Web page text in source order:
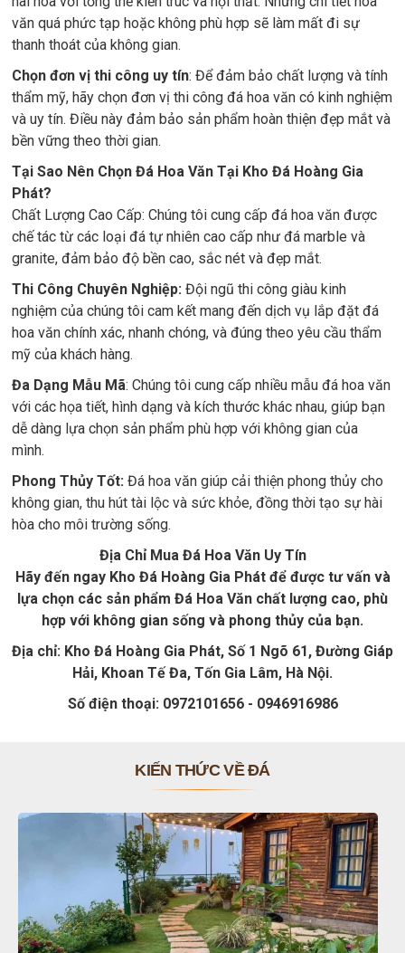
văn quá phức tạp hoặc không phù hợp sẽ làm mất đi sự
thanh thoát của không gian.
Chọn đơn vị thi công uy tín: Để đảm bảo chất lượng và tính
thẩm mỹ, hãy chọn đơn vị thi công đá hoa văn có kinh nghiệm
và uy tín. Điều này đảm bảo sản phẩm hoàn thiện đẹp mắt và
bền vững theo thời gian.
Tại Sao Nên Chọn Đá Hoa Văn Tại Kho Đá Hoàng Gia
Phát?
Chất Lượng Cao Cấp: Chúng tôi cung cấp đá hoa văn được
chế tác từ các loại đá tự nhiên cao cấp như đá marble và
granite, đảm bảo độ bền cao, sắc nét và đẹp mắt.
Thi Công Chuyên Nghiệp: Đội ngũ thi công giàu kinh
nghiệm của chúng tôi cam kết mang đến dịch vụ lắp đặt đá
hoa văn chính xác, nhanh chóng, và đúng theo yêu cầu thẩm
mỹ của khách hàng.
Đa Dạng Mẫu Mã: Chúng tôi cung cấp nhiều mẫu đá hoa văn
với các họa tiết, hình dạng và kích thước khác nhau, giúp bạn
dễ dàng lựa chọn sản phẩm phù hợp với không gian của
mình.
Phong Thủy Tốt: Đá hoa văn giúp cải thiện phong thủy cho
không gian, thu hút tài lộc và sức khỏe, đồng thời tạo sự hài
hòa cho môi trường sống.
Địa Chỉ Mua Đá Hoa Văn Uy Tín
Hãy đến ngay Kho Đá Hoàng Gia Phát để được tư vấn và
lựa chọn các sản phẩm Đá Hoa Văn chất lượng cao, phù
hợp với không gian sống và phong thủy của bạn.
Địa chỉ: Kho Đá Hoàng Gia Phát, Số 1 Ngõ 61, Đường Giáp
Hải, Khoan Tế Đa, Tốn Gia Lâm, Hà Nội.
Số điện thoại: 0972101656 - 0946916986
KIẾN THỨC VỀ ĐÁ